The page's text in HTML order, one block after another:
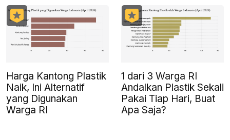
Harga Kantong Plastik
Naik, Ini Alternatif
yang Digunakan
Warga RI
1 dari 3 Warga RI
Andalkan Plastik Sekali
Pakai Tiap Hari, Buat
Apa Saja?